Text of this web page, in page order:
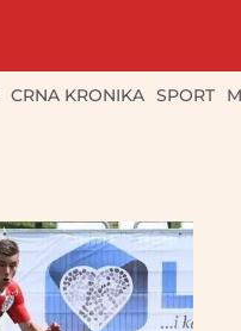
CRNA KRONIKA SPORT